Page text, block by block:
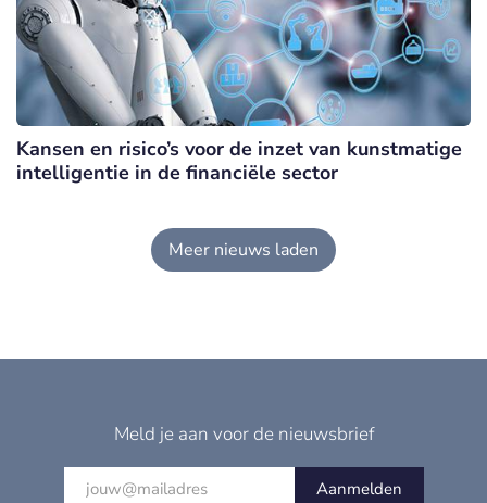
Kansen en risico’s voor de inzet van kunstmatige
intelligentie in de financiële sector
Meer nieuws laden
Meld je aan voor de nieuwsbrief
Aanmelden